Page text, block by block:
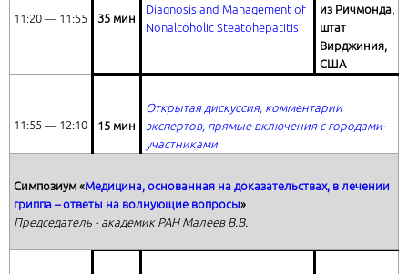
11:20 ― 11:55 35 мин
Diagnosis and Management of
Nonalcoholic Steatohepatitis
из Ричмонда,
штат
Вирджиния,
США
11:55 ― 12:10 15 мин
Открытая дискуссия, комментарии
экспертов, прямые включения с городами-
участниками
Симпозиум «Медицина, основанная на доказательствах, в лечении
гриппа – ответы на волнующие вопросы»
Председатель - академик РАН Малеев В.В.